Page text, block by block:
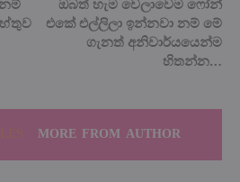
එකේ එල්ලිලා ඉන්නවා නම් මේ
ගැනත් අනිවාර්යයෙන්ම
හිතන්න…
MORE FROM AUTHOR